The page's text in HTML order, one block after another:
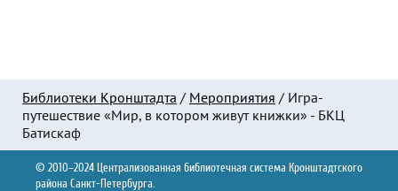
Библиотеки Кронштадта / Мероприятия / Игра-
путешествие «Мир, в котором живут книжки» - БКЦ
Батискаф
© 2010–2024 Централизованная библиотечная система Кронштадтского
района Санкт-Петербурга.